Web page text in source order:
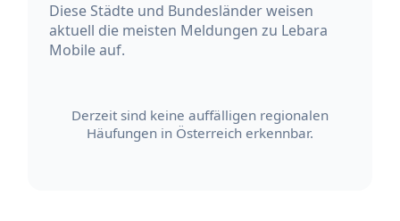
Diese Städte und Bundesländer weisen
aktuell die meisten Meldungen zu Lebara
Mobile auf.
Derzeit sind keine auffälligen regionalen
Häufungen in Österreich erkennbar.